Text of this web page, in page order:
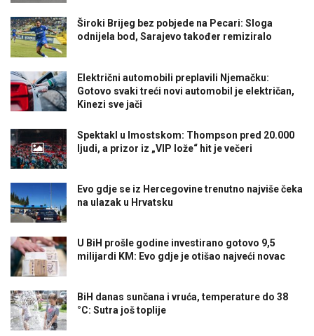
Široki Brijeg bez pobjede na Pecari: Sloga
odnijela bod, Sarajevo također remiziralo
Električni automobili preplavili Njemačku:
Gotovo svaki treći novi automobil je električan,
Kinezi sve jači
Spektakl u Imostskom: Thompson pred 20.000
ljudi, a prizor iz „VIP lože“ hit je večeri
Evo gdje se iz Hercegovine trenutno najviše čeka
na ulazak u Hrvatsku
U BiH prošle godine investirano gotovo 9,5
milijardi KM: Evo gdje je otišao najveći novac
BiH danas sunčana i vruća, temperature do 38
°C: Sutra još toplije